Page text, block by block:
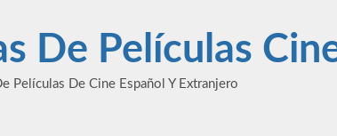
De Películas
Películas De Cine Español Y Extranjero